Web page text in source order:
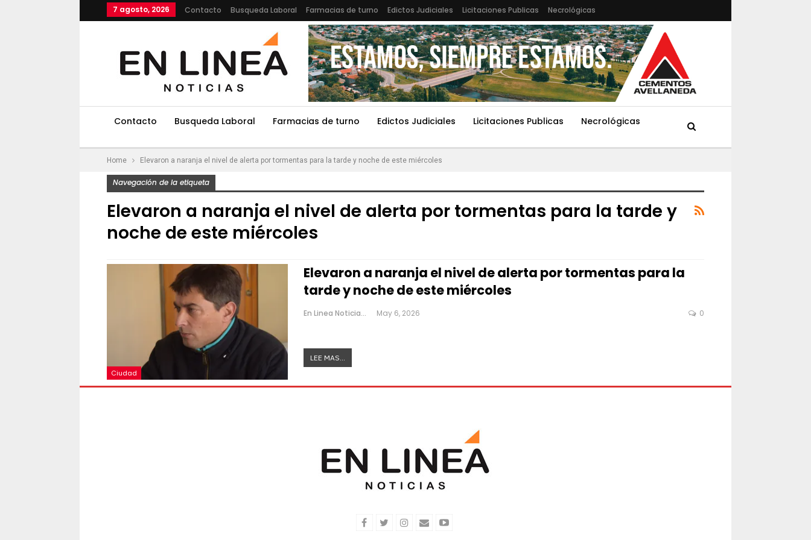
7 agosto, 2026 Contacto Busqueda Laboral Farmacias de turno Edictos Judiciales Licitaciones Publicas Necrológicas
Contacto Busqueda Laboral Farmacias de turno Edictos Judiciales Licitaciones Publicas Necrológicas
Home Elevaron a naranja el nivel de alerta por tormentas para la tarde y noche de este miércoles
Navegación de la etiqueta
Elevaron a naranja el nivel de alerta por tormentas para la tarde y
noche de este miércoles
Ciudad
Elevaron a naranja el nivel de alerta por tormentas para la
tarde y noche de este miércoles
En Linea Noticias May 6, 2026 0
LEE MAS...